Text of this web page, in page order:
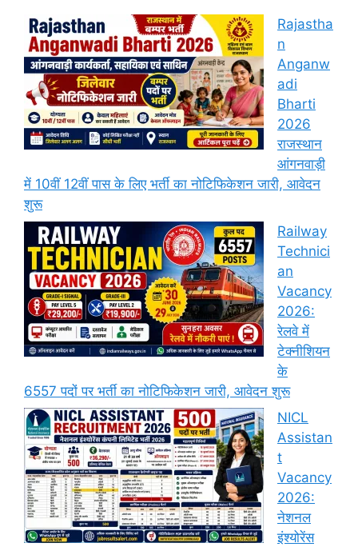
Rajastha
n
Anganw
adi
Bharti
2026
राजस्थान
आंगनवाड़ी
में 10वीं 12वीं पास के लिए भर्ती का नोटिफिकेशन जारी, आवेदन
शुरू
Railway
Technici
an
Vacancy
2026:
रेलवे में
टेक्नीशियन
के
6557 पदों पर भर्ती का नोटिफिकेशन जारी, आवेदन शुरू
NICL
Assistan
t
Vacancy
2026:
नेशनल
इंश्योरेंस